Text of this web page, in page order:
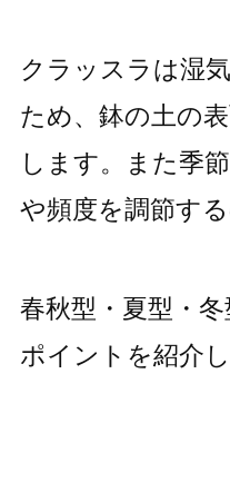
クラッスラは湿
ため、鉢の土の
します。また季
や頻度を調節す
春秋型・夏型・
ポイントを紹介し